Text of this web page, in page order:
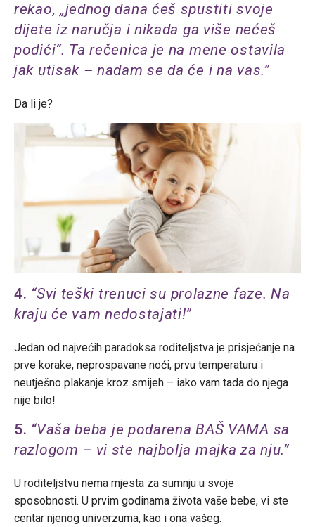
rekao, „jednog dana ćeš spustiti svoje
dijete iz naručja i nikada ga više nećeš
podići“. Ta rečenica je na mene ostavila
jak utisak – nadam se da će i na vas.”
Da li je?
4. “Svi teški trenuci su prolazne faze. Na
kraju će vam nedostajati!”
Jedan od najvećih paradoksa roditeljstva je prisjećanje na
prve korake, neprospavane noći, prvu temperaturu i
neutješno plakanje kroz smijeh – iako vam tada do njega
nije bilo!
5. “Vaša beba je podarena BAŠ VAMA sa
razlogom – vi ste najbolja majka za nju.”
U roditeljstvu nema mjesta za sumnju u svoje
sposobnosti. U prvim godinama života vaše bebe, vi ste
centar njenog univerzuma, kao i ona vašeg.